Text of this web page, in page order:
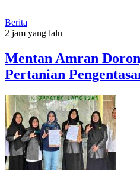
Berita
2 jam yang lalu
Mentan Amran
Pertanian